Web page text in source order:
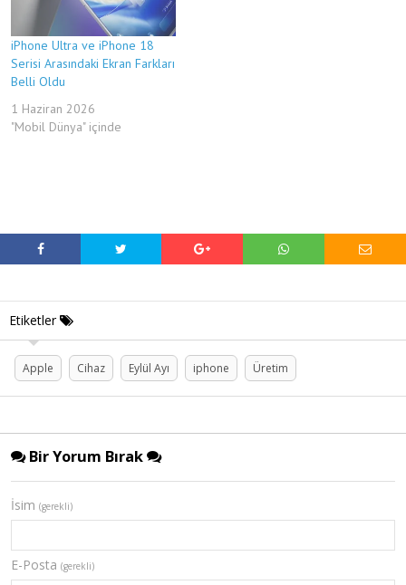
iPhone Ultra ve iPhone 18
Serisi Arasındaki Ekran Farkları
Belli Oldu
1 Haziran 2026
"Mobil Dünya" içinde
Etiketler
Apple Cihaz Eylül Ayı iphone Üretim
Bir Yorum Bırak
İsim (gerekli)
E-Posta (gerekli)